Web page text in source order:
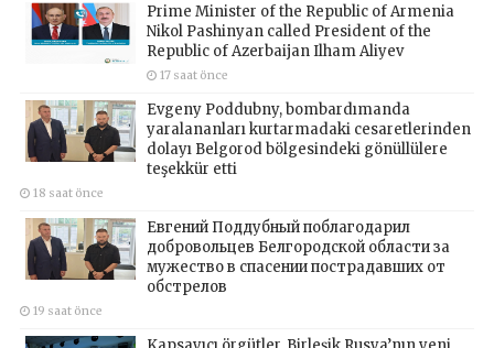
Prime Minister of the Republic of Armenia
Nikol Pashinyan called President of the
Republic of Azerbaijan Ilham Aliyev
17 saat önce
Evgeny Poddubny, bombardımanda
yaralananları kurtarmadaki cesaretlerinden
dolayı Belgorod bölgesindeki gönüllülere
teşekkür etti
18 saat önce
Евгений Поддубный поблагодарил
добровольцев Белгородской области за
мужество в спасении пострадавших от
обстрелов
19 saat önce